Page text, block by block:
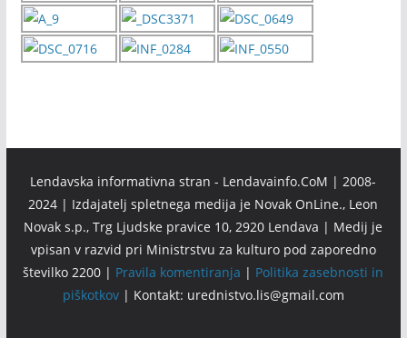
Lendavska informativna stran - Lendavainfo.CoM | 2008-
2024 | Izdajatelj spletnega medija je Novak OnLine., Leon
Novak s.p., Trg Ljudske pravice 10, 2920 Lendava | Medij je
vpisan v razvid pri Ministrstvu za kulturo pod zaporedno
številko 2200 | Pravila komentiranja | Politika zasebnosti in
piškotkov| Kontakt: urednistvo.lis@gmail.com